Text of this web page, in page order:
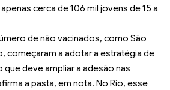
cerca de 106 mil jovens de 15 a
de não vacinados, como São
começaram a adotar a estratégia de
que deve ampliar a adesão nas
a pasta, em nota. No Rio, esse